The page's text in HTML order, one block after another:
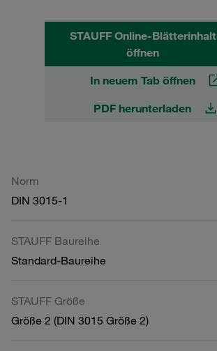
STAUFF Online-Blätterinhalt
öffnen
In neuem Tab öffnen
PDF herunterladen
Norm
DIN 3015-1
STAUFF Baureihe
Standard-Baureihe
STAUFF Größe
Größe 2 (DIN 3015 Größe 2)